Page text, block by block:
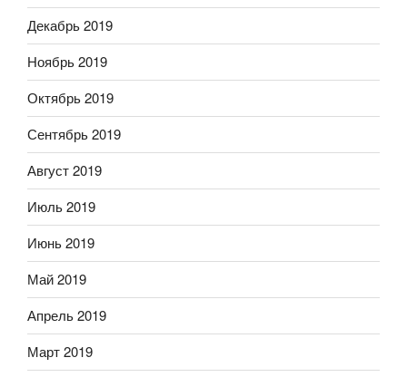
Декабрь 2019
Ноябрь 2019
Октябрь 2019
Сентябрь 2019
Август 2019
Июль 2019
Июнь 2019
Май 2019
Апрель 2019
Март 2019